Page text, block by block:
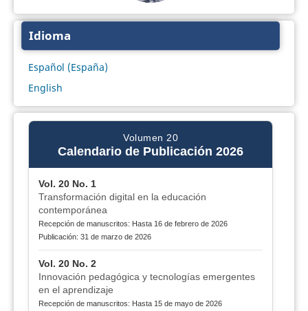
Idioma
Español (España)
English
Volumen 20
Calendario de Publicación 2026
Vol. 20 No. 1
Transformación digital en la educación
contemporánea
Recepción de manuscritos: Hasta 16 de febrero de 2026
Publicación: 31 de marzo de 2026
Vol. 20 No. 2
Innovación pedagógica y tecnologías emergentes
en el aprendizaje
Recepción de manuscritos: Hasta 15 de mayo de 2026